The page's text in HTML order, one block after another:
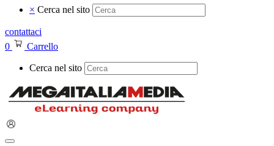
× Cerca nel sito
contattaci
0
Carrello
Cerca nel sito